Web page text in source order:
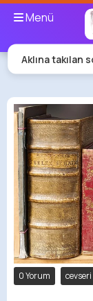
Menü
Aklına takılan
0 Yorum cevseri